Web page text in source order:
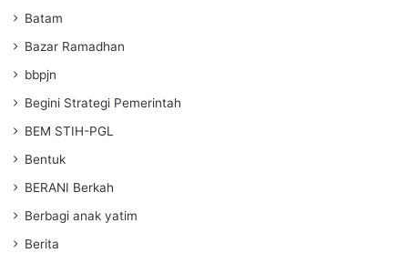
Batam
Bazar Ramadhan
bbpjn
Begini Strategi Pemerintah
BEM STIH-PGL
Bentuk
BERANI Berkah
Berbagi anak yatim
Berita